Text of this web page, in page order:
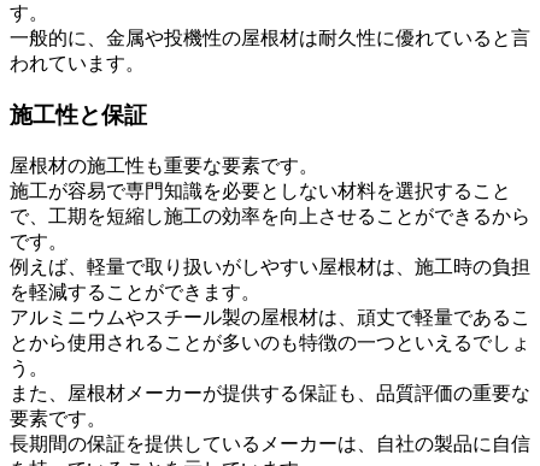
す。
一般的に、金属や投機性の屋根材は耐久性に優れていると言
われています。
施工性と保証
屋根材の施工性も重要な要素です。
施工が容易で専門知識を必要としない材料を選択すること
で、工期を短縮し施工の効率を向上させることができるから
です。
例えば、軽量で取り扱いがしやすい屋根材は、施工時の負担
を軽減することができます。
アルミニウムやスチール製の屋根材は、頑丈で軽量であるこ
とから使用されることが多いのも特徴の一つといえるでしょ
う。
また、屋根材メーカーが提供する保証も、品質評価の重要な
要素です。
長期間の保証を提供しているメーカーは、自社の製品に自信